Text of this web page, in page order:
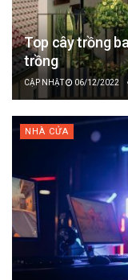
Top cây trồng
trồng
06/12/2022
NHÀ CỬA